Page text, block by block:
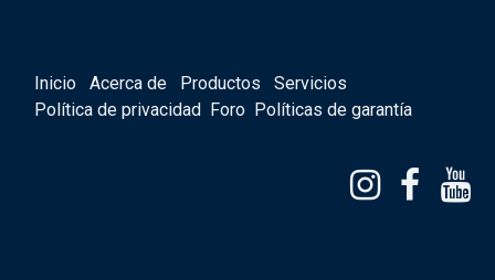
Inicio Acerca de Productos
Servicios
Política de privacidad
Foro Políticas de garantía